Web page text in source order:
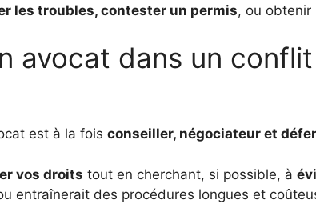
les troubles, contester un permis, ou obtenir
avocat dans un
est à la fois conseiller, négociateur et
vos droits tout en cherchant, si possible, à
entraînerait des procédures longues et